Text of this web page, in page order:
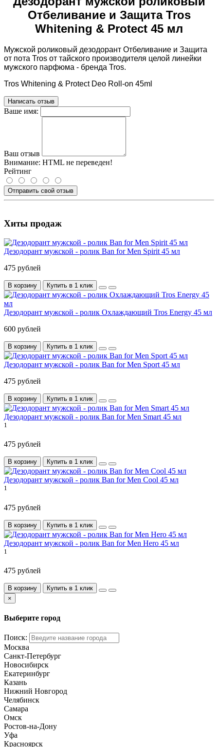
Отбеливание и Защита Tros
Whitening & Protect 45 мл
Мужской роликовый дезодорант Отбеливание и Защита
от пота Tros от тайского производителя целой линейки
мужского парфюма - бренда Tros.
Tros Whitening & Protect Deo Roll-on 45ml
Написать отзыв
Ваше имя:
Ваш отзыв
Внимание: HTML не переведен!
Рейтинг
Отправить свой отзыв
Хиты продаж
Дезодорант мужской - ролик Ban for Men Spirit 45 мл
475 рублей
В корзину Купить в 1 клик
Дезодорант мужской - ролик Охлаждающий Tros Energy 45 мл
600 рублей
В корзину Купить в 1 клик
Дезодорант мужской - ролик Ban for Men Sport 45 мл
475 рублей
В корзину Купить в 1 клик
Дезодорант мужской - ролик Ban for Men Smart 45 мл
1
475 рублей
В корзину Купить в 1 клик
Дезодорант мужской - ролик Ban for Men Cool 45 мл
1
475 рублей
В корзину Купить в 1 клик
Дезодорант мужской - ролик Ban for Men Hero 45 мл
1
475 рублей
В корзину
Купить в 1 клик
×
Выберите город
Поиск:
Москва
Санкт-Петербург
Новосибирск
Екатеринбург
Казань
Нижний Новгород
Челябинск
Самара
Омск
Ростов-на-Дону
Уфа
Красноярск